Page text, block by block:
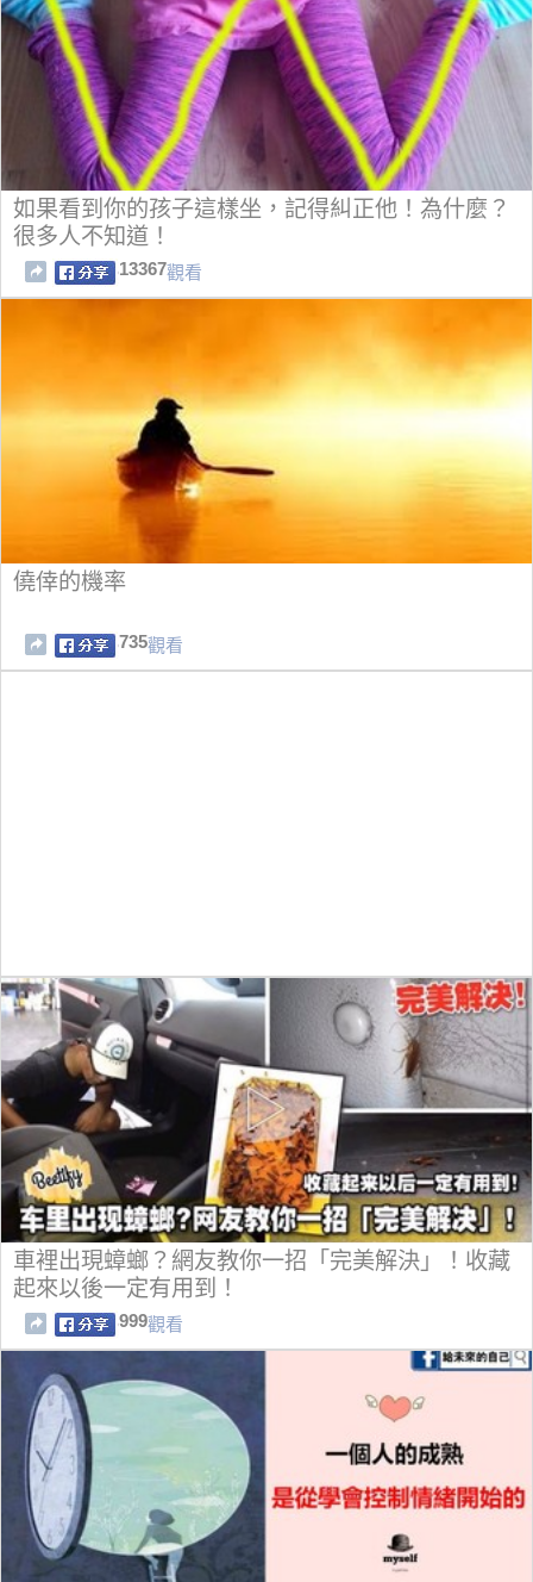
如果看到你的孩子這樣坐，記得糾正他！為什麼？
很多人不知道！
13367觀看
僥倖的機率
735觀看
車裡出現蟑螂？網友教你一招「完美解決」！收藏
起來以後一定有用到！
999觀看